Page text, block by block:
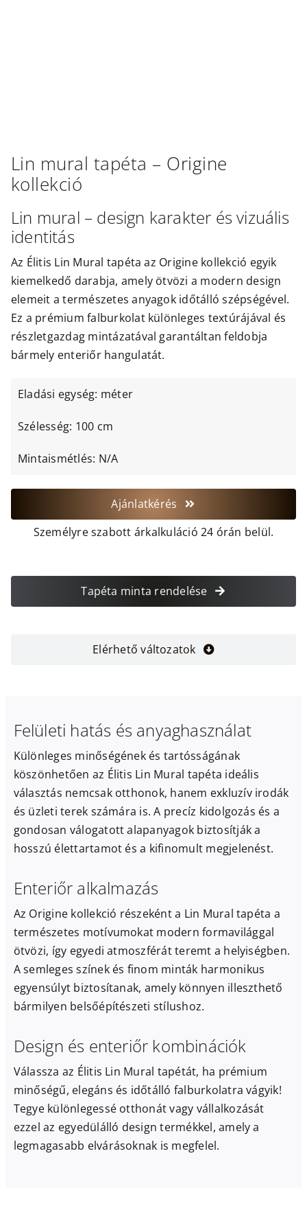
Lin mural tapéta – Origine
kollekció
Lin mural – design karakter és vizuális
identitás
Az Élitis Lin Mural tapéta az Origine kollekció egyik
kiemelkedő darabja, amely ötvözi a modern design
elemeit a természetes anyagok időtálló szépségével.
Ez a prémium falburkolat különleges textúrájával és
részletgazdag mintázatával garantáltan feldobja
bármely enteriőr hangulatát.
Eladási egység: méter
Szélesség: 100 cm
Mintaismétlés: N/A
Ajánlatkérés
Személyre szabott árkalkuláció 24 órán belül.
Tapéta minta rendelése
Elérhető változatok
Felületi hatás és anyaghasználat
Különleges minőségének és tartósságának
köszönhetően az Élitis Lin Mural tapéta ideális
választás nemcsak otthonok, hanem exkluzív irodák
és üzleti terek számára is. A precíz kidolgozás és a
gondosan válogatott alapanyagok biztosítják a
hosszú élettartamot és a kifinomult megjelenést.
Enteriőr alkalmazás
Az Origine kollekció részeként a Lin Mural tapéta a
természetes motívumokat modern formavilággal
ötvözi, így egyedi atmoszférát teremt a helyiségben.
A semleges színek és finom minták harmonikus
egyensúlyt biztosítanak, amely könnyen illeszthető
bármilyen belsőépítészeti stílushoz.
Design és enteriőr kombinációk
Válassza az Élitis Lin Mural tapétát, ha prémium
minőségű, elegáns és időtálló falburkolatra vágyik!
Tegye különlegessé otthonát vagy vállalkozását
ezzel az egyedülálló design termékkel, amely a
legmagasabb elvárásoknak is megfelel.